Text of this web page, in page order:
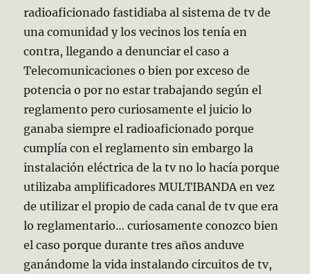
radioaficionado fastidiaba al sistema de tv de
una comunidad y los vecinos los tenía en
contra, llegando a denunciar el caso a
Telecomunicaciones o bien por exceso de
potencia o por no estar trabajando según el
reglamento pero curiosamente el juicio lo
ganaba siempre el radioaficionado porque
cumplía con el reglamento sin embargo la
instalación eléctrica de la tv no lo hacía porque
utilizaba amplificadores MULTIBANDA en vez
de utilizar el propio de cada canal de tv que era
lo reglamentario… curiosamente conozco bien
el caso porque durante tres años anduve
ganándome la vida instalando circuitos de tv,